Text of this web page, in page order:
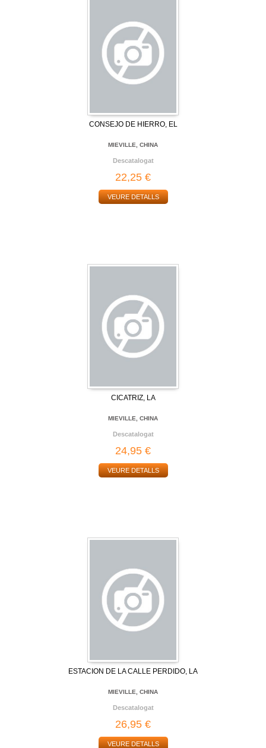
CONSEJO DE HIERRO, EL
MIEVILLE, CHINA
Descatalogat
22,25 €
VEURE DETALLS
CICATRIZ, LA
MIEVILLE, CHINA
Descatalogat
24,95 €
VEURE DETALLS
ESTACION DE LA CALLE PERDIDO, LA
MIEVILLE, CHINA
Descatalogat
26,95 €
VEURE DETALLS